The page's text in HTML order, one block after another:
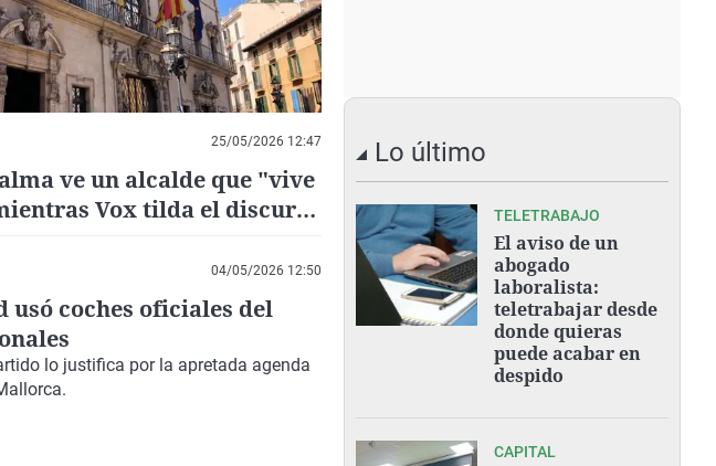
25/05/2026 12:47
ve un alcalde que "vive
Vox tilda el discurso
04/05/2026 12:50
usó coches oficiales del
lo justifica por la apretada agenda
Lo último
TELETRABAJO
El aviso de un
abogado
laboralista:
teletrabajar desde
donde quieras
puede acabar en
despido
CAPITAL